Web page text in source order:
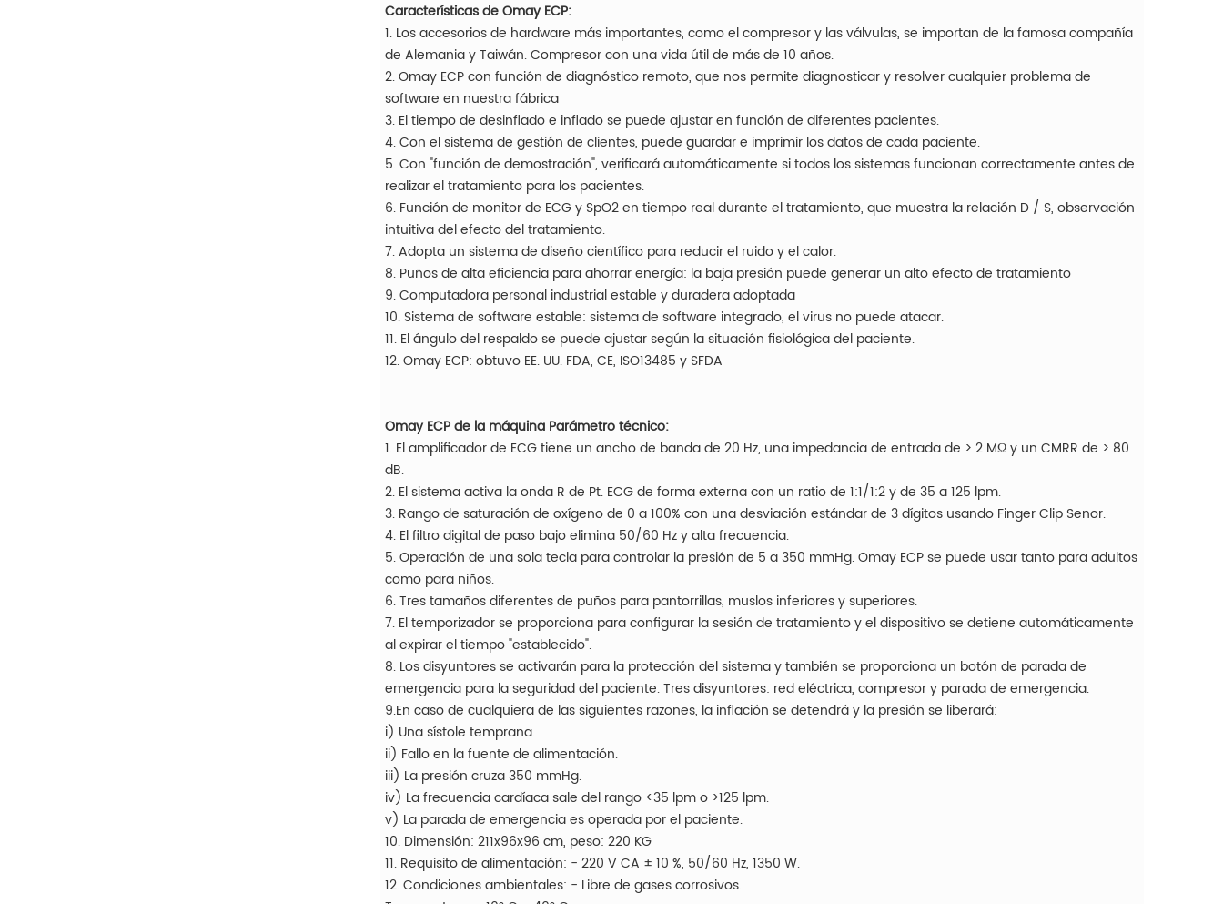
Características de Omay ECP:
1. Los accesorios de hardware más importantes, como el compresor y las válvulas, se importan de la famosa compañía
de Alemania y Taiwán. Compresor con una vida útil de más de 10 años.
2. Omay ECP con función de diagnóstico remoto, que nos permite diagnosticar y resolver cualquier problema de
software en nuestra fábrica
3. El tiempo de desinflado e inflado se puede ajustar en función de diferentes pacientes.
4. Con el sistema de gestión de clientes, puede guardar e imprimir los datos de cada paciente.
5. Con "función de demostración", verificará automáticamente si todos los sistemas funcionan correctamente antes de
realizar el tratamiento para los pacientes.
6. Función de monitor de ECG y SpO2 en tiempo real durante el tratamiento, que muestra la relación D / S, observación
intuitiva del efecto del tratamiento.
7. Adopta un sistema de diseño científico para reducir el ruido y el calor.
8. Puños de alta eficiencia para ahorrar energía: la baja presión puede generar un alto efecto de tratamiento
9. Computadora personal industrial estable y duradera adoptada
10. Sistema de software estable: sistema de software integrado, el virus no puede atacar.
11. El ángulo del respaldo se puede ajustar según la situación fisiológica del paciente.
12. Omay ECP: obtuvo EE. UU. FDA, CE, ISO13485 y SFDA
Omay ECP de la máquina Parámetro técnico:
1. El amplificador de ECG tiene un ancho de banda de 20 Hz, una impedancia de entrada de > 2 MΩ y un CMRR de > 80
dB.
2. El sistema activa la onda R de Pt. ECG de forma externa con un ratio de 1:1/1:2 y de 35 a 125 lpm.
3. Rango de saturación de oxígeno de 0 a 100% con una desviación estándar de 3 dígitos usando Finger Clip Senor.
4. El filtro digital de paso bajo elimina 50/60 Hz y alta frecuencia.
5. Operación de una sola tecla para controlar la presión de 5 a 350 mmHg. Omay ECP se puede usar tanto para adultos
como para niños.
6. Tres tamaños diferentes de puños para pantorrillas, muslos inferiores y superiores.
7. El temporizador se proporciona para configurar la sesión de tratamiento y el dispositivo se detiene automáticamente
al expirar el tiempo "establecido".
8. Los disyuntores se activarán para la protección del sistema y también se proporciona un botón de parada de
emergencia para la seguridad del paciente. Tres disyuntores: red eléctrica, compresor y parada de emergencia.
9.En caso de cualquiera de las siguientes razones, la inflación se detendrá y la presión se liberará:
i) Una sístole temprana.
ii) Fallo en la fuente de alimentación.
iii) La presión cruza 350 mmHg.
iv) La frecuencia cardíaca sale del rango <35 lpm o >125 lpm.
v) La parada de emergencia es operada por el paciente.
10. Dimensión: 211x96x96 cm, peso: 220 KG
11. Requisito de alimentación: - 220 V CA ± 10 %, 50/60 Hz, 1350 W.
12. Condiciones ambientales: - Libre de gases corrosivos.